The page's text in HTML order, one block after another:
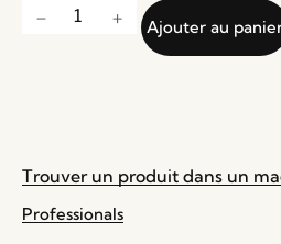
Ajouter au
Trouver un produit dans un
Professionals